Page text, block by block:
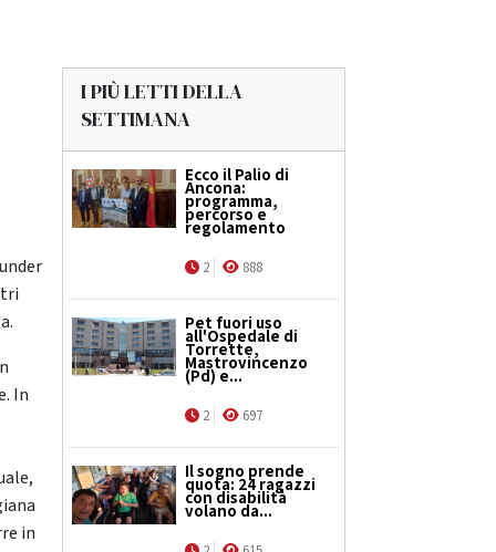
In
in
I PIÙ LETTI DELLA
SETTIMANA
Ecco il Palio di
Ancona:
programma,
percorso e
regolamento
2 888
Pet fuori uso
all'Ospedale di
Torrette,
Mastrovincenzo
(Pd) e...
2 697
Il sogno prende
quota: 24 ragazzi
con disabilità
volano da...